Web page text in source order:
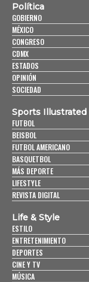
Política
GOBIERNO
MÉXICO
CONGRESO
CDMX
ESTADOS
OPINIÓN
SOCIEDAD
Sports Illustrated
FUTBOL
BEISBOL
FUTBOL AMERICANO
BASQUETBOL
MÁS DEPORTE
LIFESTYLE
REVISTA DIGITAL
Life & Style
ESTILO
ENTRETENIMIENTO
DEPORTES
CINE Y TV
MÚSICA